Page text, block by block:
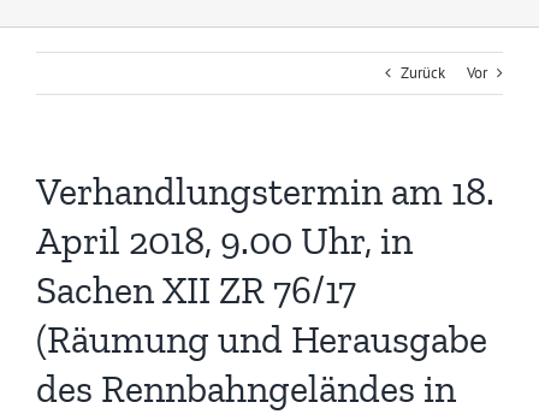
Zurück Vor
Verhandlungstermin am 18.
April 2018, 9.00 Uhr, in
Sachen XII ZR 76/17
(Räumung und Herausgabe
des Rennbahngeländes in